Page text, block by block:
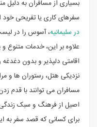
بسیاری از مسافران به دلیل
سفرهای کاری یا تفریحی خود
در سلیمانیه، آسوس را در
علاوه بر این، خدمات
اقامتی دلپذیر و بدون دغدغه
نزدیکی هتل، رستوران ها و
مسافران می توانند با قدم
اصیل از فرهنگ و سبک زندگی
برای کسانی که قصد سفر به